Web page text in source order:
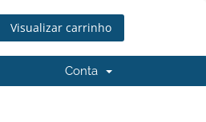
Visualizar carrinho
Conta